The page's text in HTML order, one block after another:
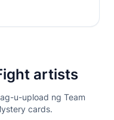
artists
u-upload ng Team
cards.